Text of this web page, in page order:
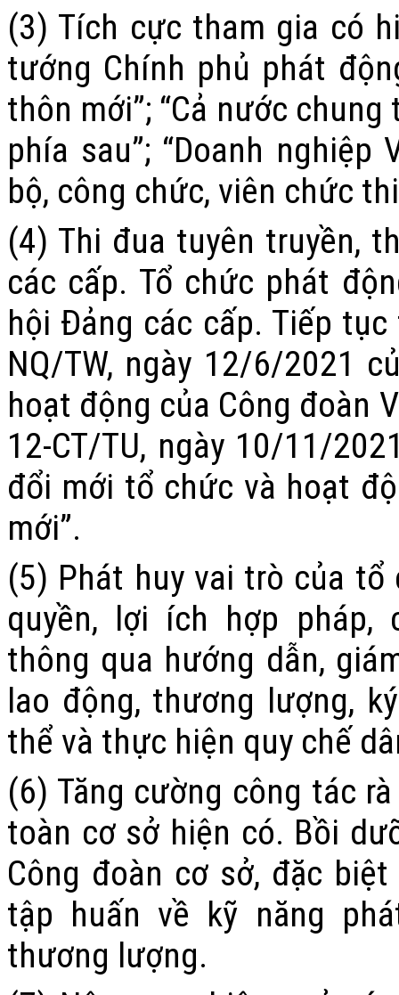
(3) Tích cực tham gia có
tướng Chính phủ phát
thôn mới”; “Cả nước
phía sau”; “Doanh nghiệp
bộ, công chức, viên chức
(4) Thi đua tuyên truyền,
các cấp. Tổ chức phát
hội Đảng các cấp. Tiếp
NQ/TW, ngày 12/6/2021
hoạt động của Công đoàn
12-CT/TU, ngày 10/11/
đổi mới tổ chức và hoạt
mới”.
(5) Phát huy vai trò của tổ
quyền, lợi ích hợp pháp,
thông qua hướng dẫn,
lao động, thương lượng,
thể và thực hiện quy chế
(6) Tăng cường công tác
toàn cơ sở hiện có. Bồi
Công đoàn cơ sở, đặc
tập huấn về kỹ năng
thương lượng.